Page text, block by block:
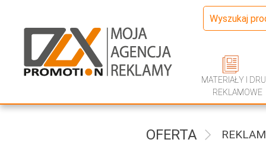
MATERIAŁY I
REKLAMOWE
OFERTA